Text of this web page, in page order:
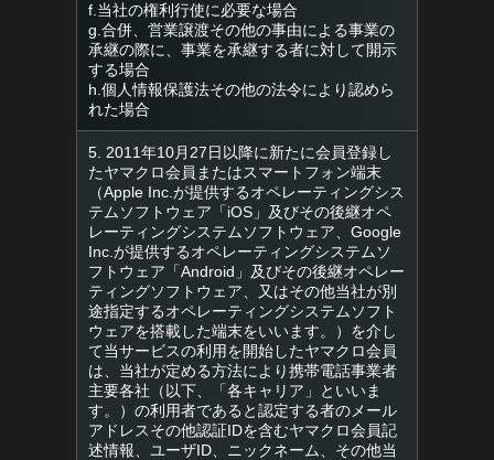
f.当社の権利行使に必要な場合
g.合併、営業譲渡その他の事由による事業の
承継の際に、事業を承継する者に対して開示
する場合
h.個人情報保護法その他の法令により認めら
れた場合
5. 2011年10月27日以降に新たに会員登録し
たヤマクロ会員またはスマートフォン端末
（Apple Inc.が提供するオペレーティングシス
テムソフトウェア「iOS」及びその後継オペ
レーティングシステムソフトウェア、Google
Inc.が提供するオペレーティングシステムソ
フトウェア「Android」及びその後継オペレー
ティングソフトウェア、又はその他当社が別
途指定するオペレーティングシステムソフト
ウェアを搭載した端末をいいます。）を介し
て当サービスの利用を開始したヤマクロ会員
は、当社が定める方法により携帯電話事業者
主要各社（以下、「各キャリア」といいま
す。）の利用者であると認定する者のメール
アドレスその他認証IDを含むヤマクロ会員記
述情報、ユーザID、ニックネーム、その他当